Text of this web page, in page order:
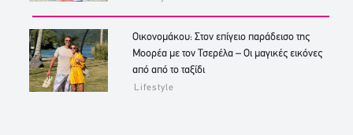
Οικονομάκου: Στον επίγειο παράδεισο της
Μοορέα με τον Τσερέλα – Οι μαγικές εικόνες
από από το ταξίδι
Lifestyle